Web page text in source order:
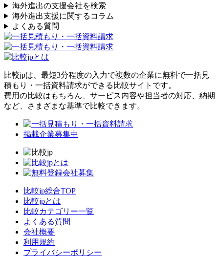
海外進出の支援会社を検索
海外進出支援に関するコラム
よくある質問
比較jpは、 最短3分程度の入力で複数の企業に無料で一括見
積もり・一括資料請求ができる比較サイトです。
費用の比較はもちろん、サービス内容や担当者の対応、納期
など、さまざまな基準で比較できます。
掲載企業募集中
比較jp総合TOP
比較jpとは
比較カテゴリー一覧
よくある質問
会社概要
利用規約
プライバシーポリシー